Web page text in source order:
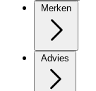
Merken
Advies